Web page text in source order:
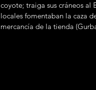
coyote; traiga sus cráneos al
locales fomentaban la caza
mercancía de la tienda